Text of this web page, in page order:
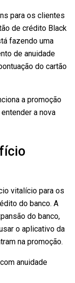
para os clientes
de crédito Black
fazendo uma
de anuidade
do cartão
a promoção
a nova
vitalício para os
do banco. A
do banco,
o aplicativo da
na promoção.
anuidade